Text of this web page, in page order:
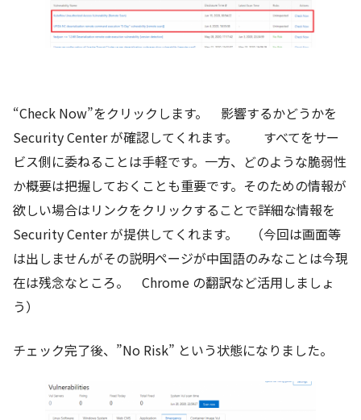
“Check Now”をクリックします。 影響するかどうかを
Security Center が確認してくれます。 すべてをサー
ビス側に委ねることは手軽です。一方、どのような脆弱性
か概要は把握しておくことも重要です。そのための情報が
欲しい場合はリンクをクリックすることで詳細な情報を
Security Center が提供してくれます。 （今回は画面等
は出しませんがその説明ページが中国語のみなことは今現
在は残念なところ。 Chrome の翻訳など活用しましょ
う）
チェック完了後、”No Risk” という状態になりました。